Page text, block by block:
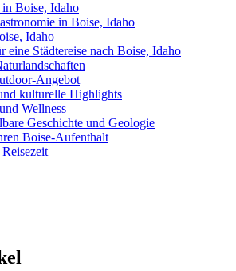
Boise, Idaho
in Boise, Idaho
Idaho
eine Städtereise nach Boise, Idaho
Angebot
kulturelle Highlights
Wellness
Geschichte und Geologie
Boise-Aufenthalt